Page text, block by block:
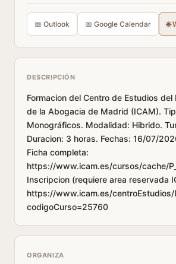
📅 Outlook 📅 Google Calendar 🌐
DESCRIPCIÓN
Formacion del Centro de Estudios del
de la Abogacia de Madrid (ICAM).
Monográficos. Modalidad: Hibrido.
Duracion: 3 horas. Fechas: 16/07/
Ficha completa:
https://www.icam.es/cursos/cache/
Inscripcion (requiere area reservada
https://www.icam.es/centroEstudios/
codigoCurso=25760
ORGANIZA